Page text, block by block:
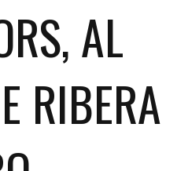
AL
RIBERA